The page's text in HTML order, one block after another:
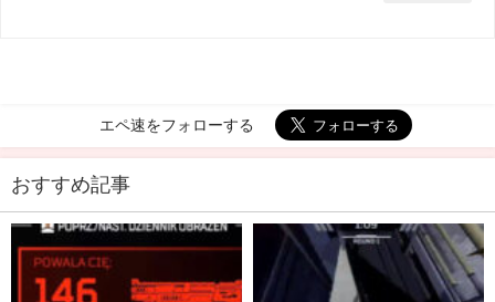
エペ速をフォローする
おすすめ記事